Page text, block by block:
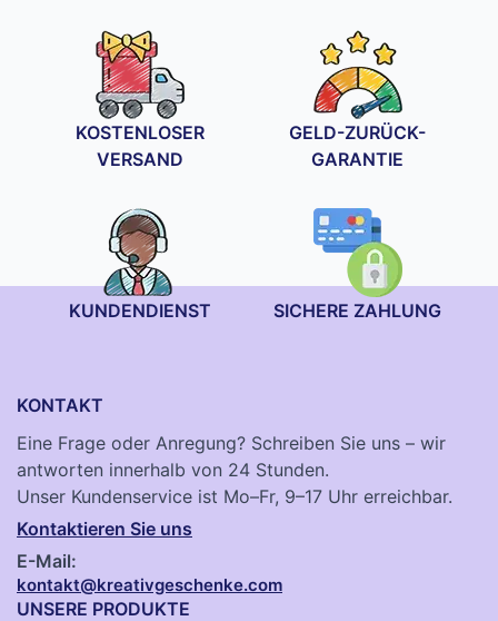
KOSTENLOSER
VERSAND
GELD-ZURÜCK-
GARANTIE
KUNDENDIENST SICHERE ZAHLUNG
KONTAKT
Eine Frage oder Anregung? Schreiben Sie uns – wir
antworten innerhalb von 24 Stunden.
Unser Kundenservice ist Mo–Fr, 9–17 Uhr erreichbar.
Kontaktieren Sie uns
E-Mail:
kontakt@kreativgeschenke.com
UNSERE PRODUKTE